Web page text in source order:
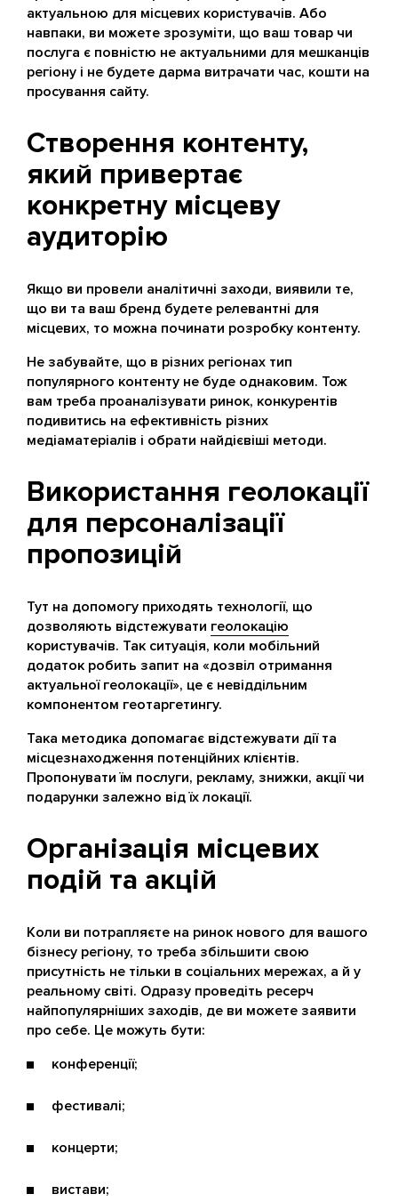
актуальною для місцевих користувачів. Або
навпаки, ви можете зрозуміти, що ваш товар чи
послуга є повністю не актуальними для мешканців
регіону і не будете дарма витрачати час, кошти на
просування сайту.
Створення контенту,
який привертає
конкретну місцеву
аудиторію
Якщо ви провели аналітичні заходи, виявили те,
що ви та ваш бренд будете релевантні для
місцевих, то можна починати розробку контенту.
Не забувайте, що в різних регіонах тип
популярного контенту не буде однаковим. Тож
вам треба проаналізувати ринок, конкурентів
подивитись на ефективність різних
медіаматеріалів і обрати найдієвіші методи.
Використання геолокації
для персоналізації
пропозицій
Тут на допомогу приходять технології, що
дозволяють відстежувати геолокацію
користувачів. Так ситуація, коли мобільний
додаток робить запит на «дозвіл отримання
актуальної геолокації», це є невіддільним
компонентом геотаргетингу.
Така методика допомагає відстежувати дії та
місцезнаходження потенційних клієнтів.
Пропонувати їм послуги, рекламу, знижки, акції чи
подарунки залежно від їх локації.
Організація місцевих
подій та акцій
Коли ви потрапляєте на ринок нового для вашого
бізнесу регіону, то треба збільшити свою
присутність не тільки в соціальних мережах, а й у
реальному світі. Одразу проведіть ресерч
найпопулярніших заходів, де ви можете заявити
про себе. Це можуть бути:
конференції;
фестивалі;
концерти;
вистави;